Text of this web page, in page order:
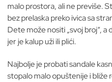
malo prostora, ali ne previše.
bez prelaska preko ivica sa
Dete može nositi „svoj broj“,
jer je kalup uži ili plići.
Najbolje je probati sandale
stopalo malo opuštenije i bliže